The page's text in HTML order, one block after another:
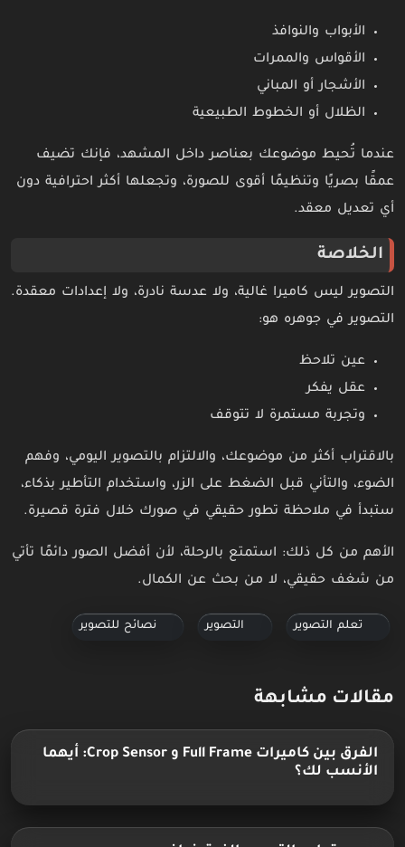
الأبواب والنوافذ
الأقواس والممرات
الأشجار أو المباني
الظلال أو الخطوط الطبيعية
عندما تُحيط موضوعك بعناصر داخل المشهد، فإنك تضيف
عمقًا بصريًا وتنظيمًا أقوى للصورة، وتجعلها أكثر احترافية دون
أي تعديل معقد.
الخلاصة
التصوير ليس كاميرا غالية، ولا عدسة نادرة، ولا إعدادات معقدة.
التصوير في جوهره هو:
عين تلاحظ
عقل يفكر
وتجربة مستمرة لا تتوقف
بالاقتراب أكثر من موضوعك، والالتزام بالتصوير اليومي، وفهم
الضوء، والتأني قبل الضغط على الزر، واستخدام التأطير بذكاء،
ستبدأ في ملاحظة تطور حقيقي في صورك خلال فترة قصيرة.
الأهم من كل ذلك: استمتع بالرحلة، لأن أفضل الصور دائمًا تأتي
من شغف حقيقي، لا من بحث عن الكمال.
تعلم التصوير التصوير نصائح للتصوير
مقالات مشابهة
الفرق بين كاميرات Full Frame و Crop Sensor: أيهما
الأنسب لك؟